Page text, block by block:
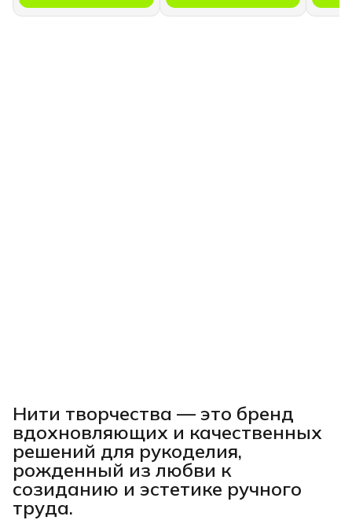
Нити творчества — это бренд
вдохновляющих и качественных
решений для рукоделия,
рожденный из любви к
созиданию и эстетике ручного
труда.